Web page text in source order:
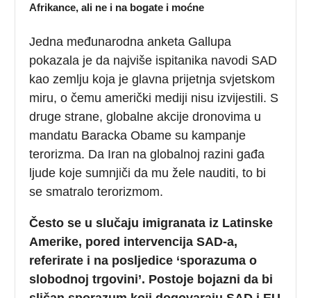
Afrikance, ali ne i na bogate i moćne
Jedna međunarodna anketa Gallupa
pokazala je da najviše ispitanika navodi SAD
kao zemlju koja je glavna prijetnja svjetskom
miru, o čemu američki mediji nisu izvijestili. S
druge strane, globalne akcije dronovima u
mandatu Baracka Obame su kampanje
terorizma. Da Iran na globalnoj razini gađa
ljude koje sumnjiči da mu žele nauditi, to bi
se smatralo terorizmom.
Često se u slučaju imigranata iz Latinske
Amerike, pored intervencija SAD-a,
referirate i na posljedice ‘sporazuma o
slobodnoj trgovini’. Postoje bojazni da bi